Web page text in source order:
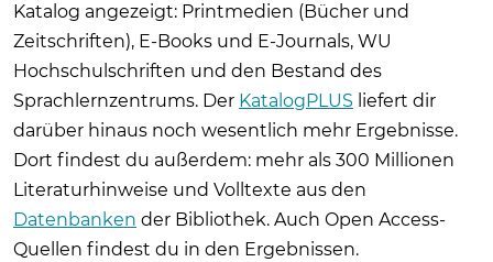
Katalog angezeigt: Printmedien (Bücher und
Zeitschriften), E-Books und E-Journals, WU
Hochschulschriften und den Bestand des
Sprachlernzentrums. Der KatalogPLUS liefert dir
darüber hinaus noch wesentlich mehr Ergebnisse.
Dort findest du außerdem: mehr als 300 Millionen
Literaturhinweise und Volltexte aus den
Datenbanken der Bibliothek. Auch Open Access-
Quellen findest du in den Ergebnissen.